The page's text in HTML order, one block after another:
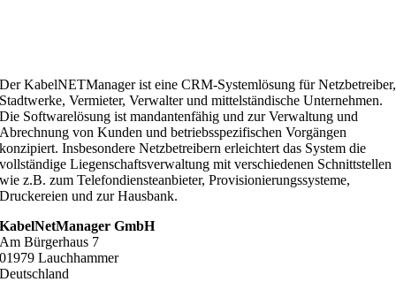
Der KabelNETManager ist eine CRM-Systemlösung für Netzbetreiber,
Stadtwerke, Vermieter, Verwalter und mittelständische Unternehmen.
Die Softwarelösung ist mandantenfähig und zur Verwaltung und
Abrechnung von Kunden und betriebsspezifischen Vorgängen
konzipiert. Insbesondere Netzbetreibern erleichtert das System die
vollständige Liegenschaftsverwaltung mit verschiedenen Schnittstellen
wie z.B. zum Telefondiensteanbieter, Provisionierungssysteme,
Druckereien und zur Hausbank.
KabelNetManager GmbH
Am Bürgerhaus 7
01979 Lauchhammer
Deutschland